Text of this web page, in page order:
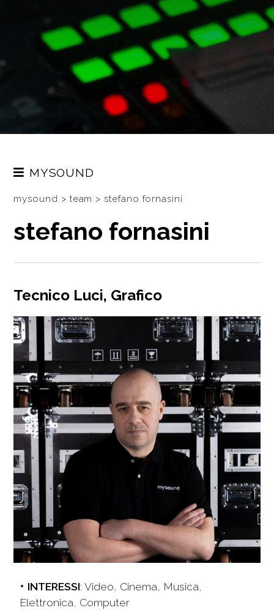
MYSOUND
CHI SIAMO
PARTNER
mysound > team > stefano fornasini
stefano fornasini
Tecnico Luci, Grafico
INTERESSI: Video, Cinema, Musica,
Elettronica, Computer